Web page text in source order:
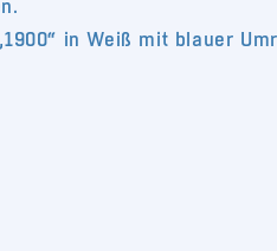
in Weiß mit blauer